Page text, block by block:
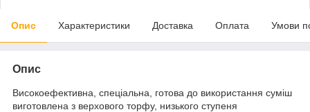
Опис Характеристики Доставка Оплата Умови
Опис
Високоефективна, спеціальна, готова до використання суміш
виготовлена з верхового торфу, низького ступеня